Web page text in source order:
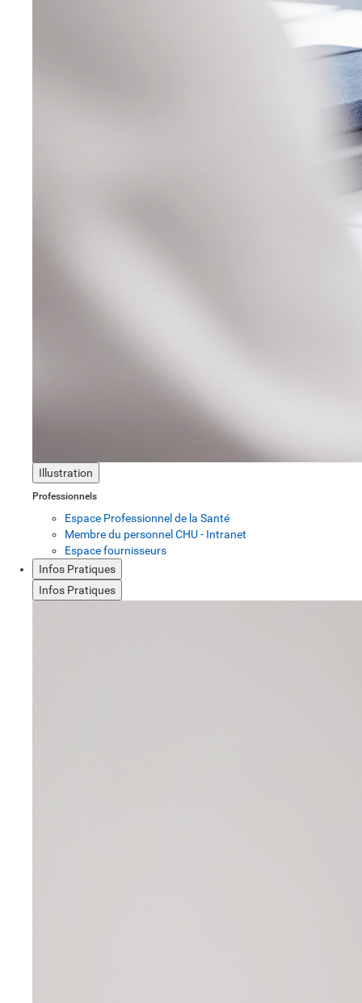
Illustration
Professionnels
Espace Professionnel de la Santé
Membre du personnel CHU - Intranet
Espace fournisseurs
Infos Pratiques
Infos Pratiques